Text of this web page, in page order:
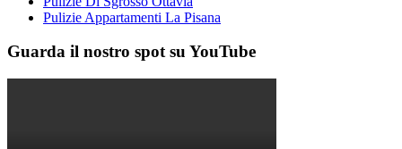
Pulizie Appartamenti La Pisana
Guarda il nostro spot su YouTube